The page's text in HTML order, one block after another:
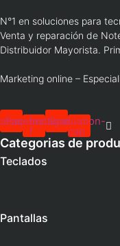
N°1 en soluciones para
Venta y reparación de
Distribuidor Mayorista.
Marketing online –
Facebook-
f
Instagram
Graduation-
cap
Categorias de
Teclados
Pantallas